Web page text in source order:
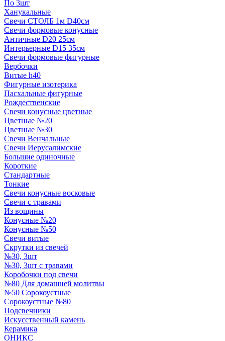
По 3шт
Ханукальные
Свечи СТОЛБ 1м D40см
Свечи формовые конусные
Античные D20 25см
Интерьерные D15 35см
Свечи формовые фигурные
Вербочки
Витые h40
Фигурные изотерика
Пасхальные фигурные
Рождественские
Свечи конусные цветные
Цветные №20
Цветные №30
Свечи Венчальные
Свечи Иерусалимские
Большие одиночные
Короткие
Стандартные
Тонкие
Свечи конусные восковые
Свечи с травами
Из вощины
Конусные №20
Конусные №50
Свечи витые
Скрутки из свечей
№30, 3шт
№30, 3шт с травами
Коробочки под свечи
№80 Для домашней молитвы
№50 Сорокоустные
Сорокоустные №80
Подсвечники
Искусственный камень
Керамика
ОНИКС